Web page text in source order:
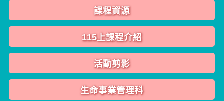
課程資源
115上課程介紹
活動剪影
生命事業管理科